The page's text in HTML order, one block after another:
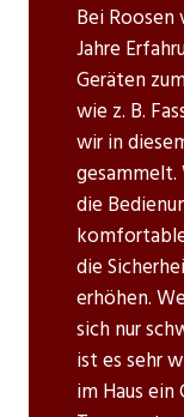
Bei Roosen
Jahre
Geräten
wie z. B.
wir in
gesammelt.
die
die
erhöhen.
sich nur
ist es sehr
im Haus